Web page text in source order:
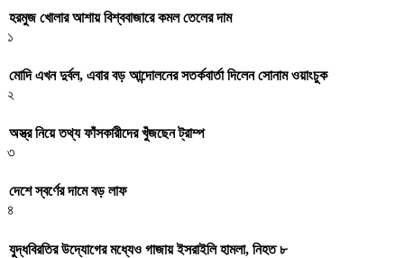
হরমুজ খোলার আশায় বিশ্ববাজারে কমল তেলের দাম
১
মোদি এখন দুর্বল, এবার বড় আন্দোলনের সতর্কবার্তা দিলেন সোনাম ওয়াংচুক
২
অস্ত্র নিয়ে তথ্য ফাঁসকারীদের খুঁজছেন ট্রাম্প
৩
দেশে স্বর্ণের দামে বড় লাফ
৪
যুদ্ধবিরতির উদ্যোগের মধ্যেও গাজায় ইসরাইলি হামলা, নিহত ৮